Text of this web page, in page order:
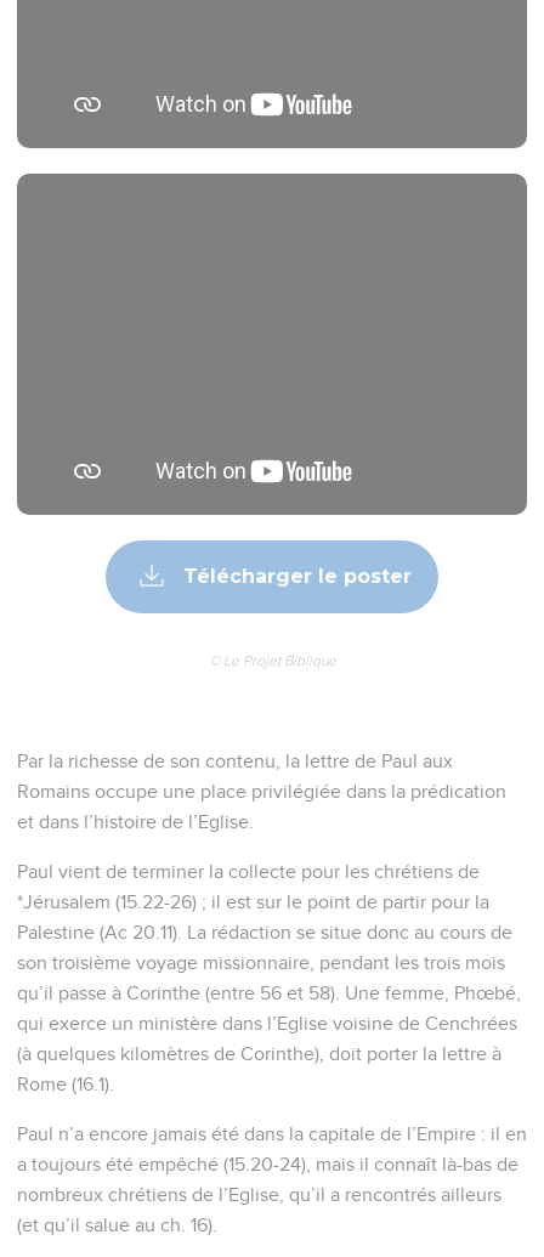
Télécharger le poster
© Le Projet Biblique
Par la richesse de son contenu, la lettre de Paul aux
Romains occupe une place privilégiée dans la prédication
et dans l’histoire de l’Eglise.
Paul vient de terminer la collecte pour les chrétiens de
*Jérusalem (15.22-26) ; il est sur le point de partir pour la
Palestine (Ac 20.11). La rédaction se situe donc au cours de
son troisième voyage missionnaire, pendant les trois mois
qu’il passe à Corinthe (entre 56 et 58). Une femme, Phœbé,
qui exerce un ministère dans l’Eglise voisine de Cenchrées
(à quelques kilomètres de Corinthe), doit porter la lettre à
Rome (16.1).
Paul n’a encore jamais été dans la capitale de l’Empire : il en
a toujours été empêché (15.20-24), mais il connaît là-bas de
nombreux chrétiens de l’Eglise, qu’il a rencontrés ailleurs
(et qu’il salue au ch. 16).